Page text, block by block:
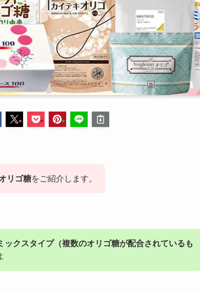
リゴ糖をご紹介します。
ックスタイプ（複数のオリゴ糖が配合されているも